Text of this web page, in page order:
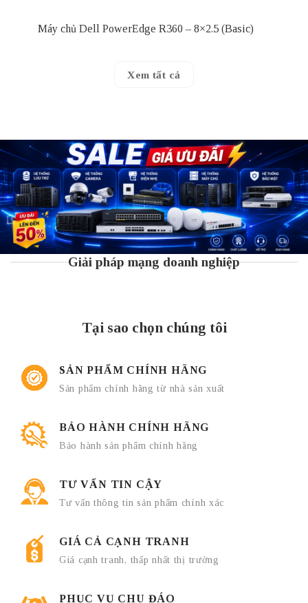
Máy chủ Dell PowerEdge R360 – 8×2.5 (Basic)
Xem tất cả
Giải pháp mạng doanh nghiệp
Tại sao chọn chúng tôi
SẢN PHẨM CHÍNH HÃNG
Sản phẩm chính hãng từ nhà sản xuất
BẢO HÀNH CHÍNH HÃNG
Bảo hành sản phẩm chính hãng
TƯ VẤN TIN CẬY
Tư vấn thông tin sản phẩm chính xác
GIÁ CẢ CẠNH TRANH
Giá cạnh tranh, thấp nhất thị trường
PHỤC VỤ CHU ĐÁO